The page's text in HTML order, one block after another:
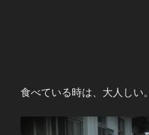
食べている時は、大人しい。